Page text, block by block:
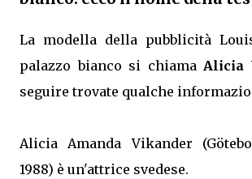
La modella della pubblicità
palazzo bianco si chiamaAlicia
seguire trovate qualche
Alicia Amanda Vikander
1988) è un'attrice svedese.